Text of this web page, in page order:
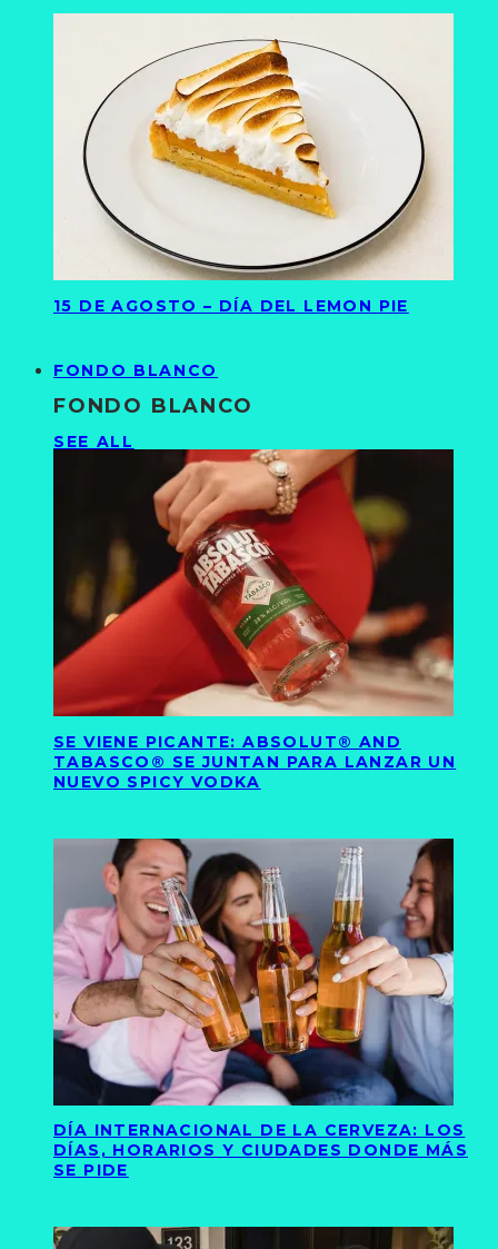
15 DE AGOSTO – DÍA DEL LEMON PIE
FONDO BLANCO
FONDO BLANCO
SEE ALL
SE VIENE PICANTE: ABSOLUT® AND
TABASCO® SE JUNTAN PARA LANZAR UN
NUEVO SPICY VODKA
DÍA INTERNACIONAL DE LA CERVEZA: LOS
DÍAS, HORARIOS Y CIUDADES DONDE MÁS
SE PIDE